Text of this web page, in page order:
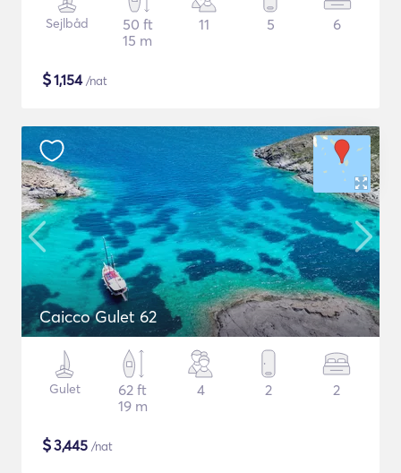
Sejlbåd
50 ft
15 m
11 5 6
$1,154/nat
Caicco Gulet 62
Gulet
62 ft
19 m
4 2 2
$3,445 /nat